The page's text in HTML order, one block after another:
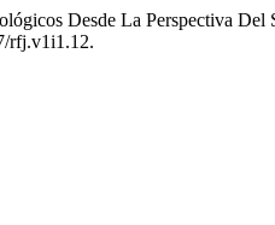
Desde La Perspectiva
rfj.v1i1.12.